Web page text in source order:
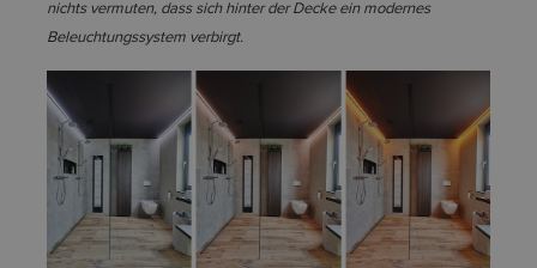
nichts vermuten, dass sich hinter der Decke ein modernes
Beleuchtungssystem verbirgt.